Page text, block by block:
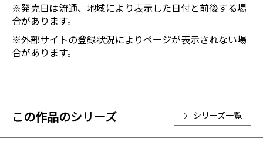
※発売日は流通、地域により表示した日付と前後する場
合があります。
※外部サイトの登録状況によりページが表示されない場
合があります。
この作品のシリーズ シリーズ一覧